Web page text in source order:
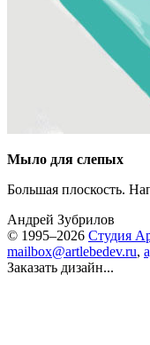
Мыло для слепых
Большая плоскость.
Андрей Зубрилов
© 1995–2026 Студия
mailbox@artlebedev.ru,
Заказать дизайн...